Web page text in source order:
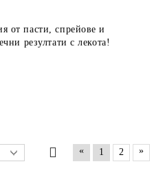
от пасти, спрейове и
резултати с лекота!
« 1 2 »